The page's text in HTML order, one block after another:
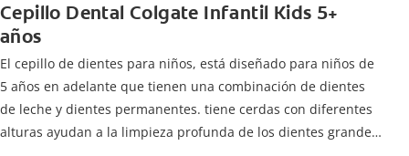
Cepillo Dental Colgate Infantil Kids 5+
años
El cepillo de dientes para niños, está diseñado para niños de
5 años en adelante que tienen una combinación de dientes
de leche y dientes permanentes. tiene cerdas con diferentes
alturas ayudan a la limpieza profunda de los dientes grandes